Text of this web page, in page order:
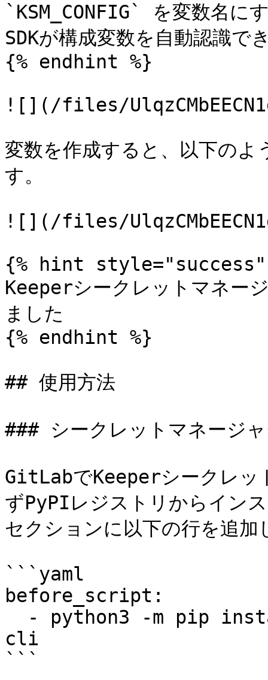
`KSM_CONFIG` を変数名に
SDKが構成変数を自動認識で
{% endhint %}
![](/files/
変数を作成すると、以下の
す。
![](/files/
{% hint style="success"
Keeperシークレットマネー
ました
{% endhint %}
## 使用方法
### シークレットマネージ
GitLabでKeeperシークレッ
ずPyPIレジストリからイ
セクションに以下の行を追加
```yaml
before_script:
cli
```